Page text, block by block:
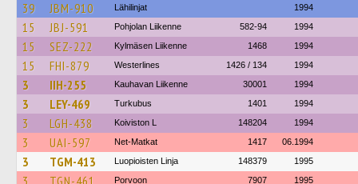
39 JBM-910 Lähilinjat 1994
15 JBJ-591 Pohjolan Liikenne 582-94 1994
15 SEZ-222 Kylmäsen Liikenne 1468 1994
15 FHI-879 Westerlines 1426 / 134 1994
3 IIH-255 Kauhavan Liikenne 30001 1994
3 LEY-469 Turkubus 1401 1994
3 LGH-438 Koiviston L 148204 1994
3 UAI-597 Net-Matkat 1417 06.1994
3 TGM-413 Luopioisten Linja 148379 1995
3 TGN-461 Porvoon 7907 1995